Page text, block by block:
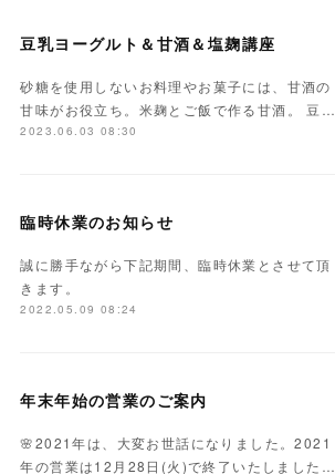
豆乳ヨーグルト＆甘酒＆塩麹講座
砂糖を使用しないお料理やお菓子には、甘酒の
甘味がお役立ち。米麹とご飯で作る甘酒。 豆…
2023.06.03 08:30
臨時休業のお知らせ
誠に勝手ながら下記期間、臨時休業とさせて頂
きます。
2022.05.09 08:24
年末年始の営業のご案内
🌸2021年は、大変お世話になりました。2021
年の営業は12月28日(火)で終了いたしました…